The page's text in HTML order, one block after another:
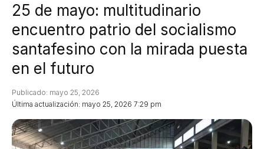
25 de mayo: multitudinario
encuentro patrio del socialismo
santafesino con la mirada puesta
en el futuro
Última actualización: mayo 25, 2026 7:29 pm
Publicado: mayo 25, 2026